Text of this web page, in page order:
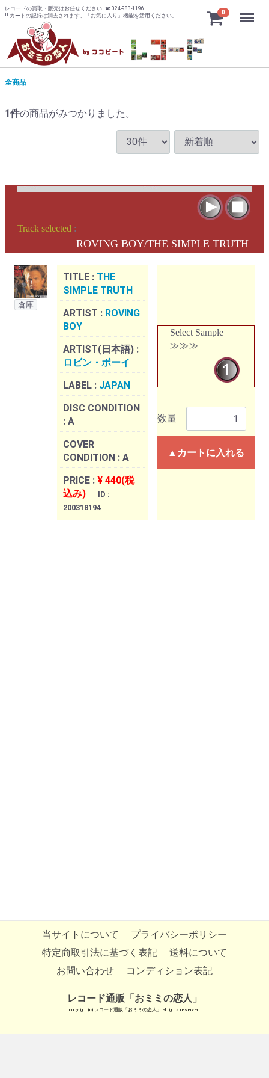
レコードの買取・販売はお任せください! ☎ 024-983-1196
!! カートの記録は消去されます、「お気に入り」機能を活用ください。
0 Menu
全商品
1件の商品がみつかりました。
Track selected :
ROVING BOY/THE SIMPLE TRUTH
倉庫
TITLE : THE
SIMPLE TRUTH
ARTIST : ROVING
BOY
ARTIST(日本語) :
ロビン・ボーイ
LABEL : JAPAN
DISC CONDITION
: A
COVER
CONDITION : A
PRICE : ¥ 440(税
込み)
ID :
200318194
Select Sample
≫≫≫
数量
▲カートに入れる
当サイトについて
プライバシーポリシー
特定商取引法に基づく表記
送料について
お問い合わせ
コンディション表記
レコード通販「おミミの恋人」
copyright (c) レコード通販「おミミの恋人」 all rights reserved.